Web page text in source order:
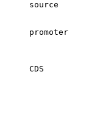
source
promoter
CDS